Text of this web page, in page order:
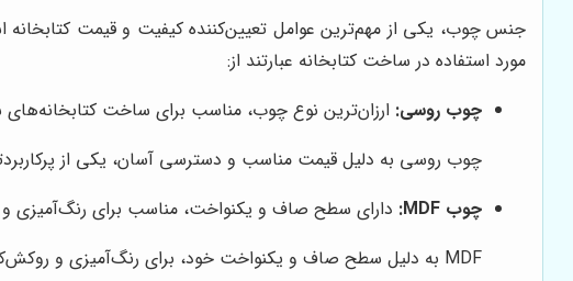
جنس چوب، یکی از مهم‌ترین عوامل تعیین‌کننده کیفیت و قیمت
مورد استفاده در ساخت کتابخانه عبارتند از:
چوب روسی: ارزان‌ترین نوع چوب، مناسب برای ساخت
چوب روسی به دلیل قیمت مناسب و دسترسی آسان، یکی از
چوب MDF:
دارای سطح صاف و یکنواخت، مناسب برای رنگ‌آمیزی
MDF به دلیل سطح صاف و یکنواخت خود، برای رنگ‌آمیزی و روکش‌کاری بسیار مناسب است. این چوب در ساخت کتابخانه‌های مدرن و شیک کاربرد فراوانی دارد.